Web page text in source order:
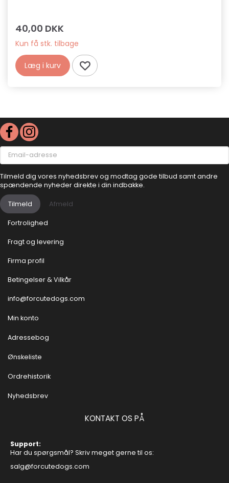
40,00 DKK
Kun få stk. tilbage
Læg i kurv
Email-
adresse
Tilmeld dig vores nyhedsbrev og modtag gode tilbud samt andre
spændende nyheder direkte i din indbakke.
Tilmeld Afmeld
Fortrolighed
Fragt og levering
Firma profil
Betingelser & Vilkår
info@forcutedogs.com
Min konto
Adressebog
Ønskeliste
Ordrehistorik
Nyhedsbrev
KONTAKT OS PÅ
Support:
Har du spørgsmål? Skriv meget gerne til os:
salg@forcutedogs.com